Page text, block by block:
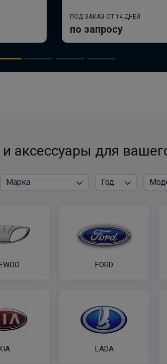
ПОД ЗАКАЗ ОТ 14 ДНЕЙ
по запросу
аксессуары для
FORD
LADA